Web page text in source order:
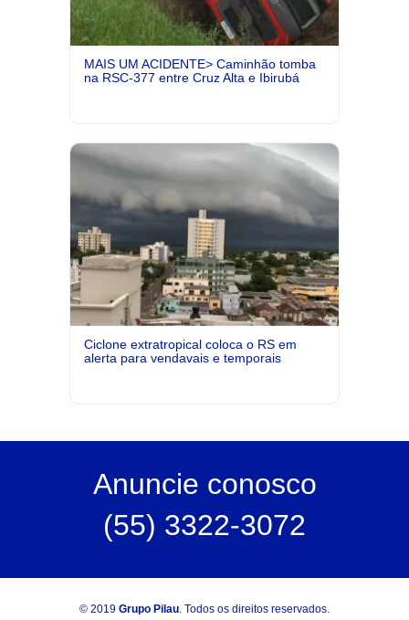
MAIS UM ACIDENTE> Caminhão tomba
na RSC-377 entre Cruz Alta e Ibirubá
Ciclone extratropical coloca o RS em
alerta para vendavais e temporais
Anuncie conosco
(55) 3322-3072
© 2019 Grupo Pilau. Todos os direitos reservados.